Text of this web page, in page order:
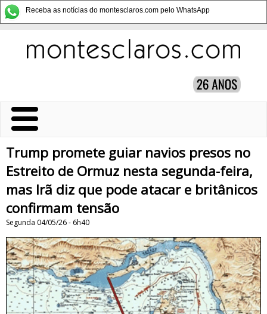
Receba as notícias do montesclaros.com pelo WhatsApp
Trump promete guiar navios presos no
Estreito de Ormuz nesta segunda-feira,
mas Irã diz que pode atacar e britânicos
confirmam tensão
Segunda 04/05/26 - 6h40